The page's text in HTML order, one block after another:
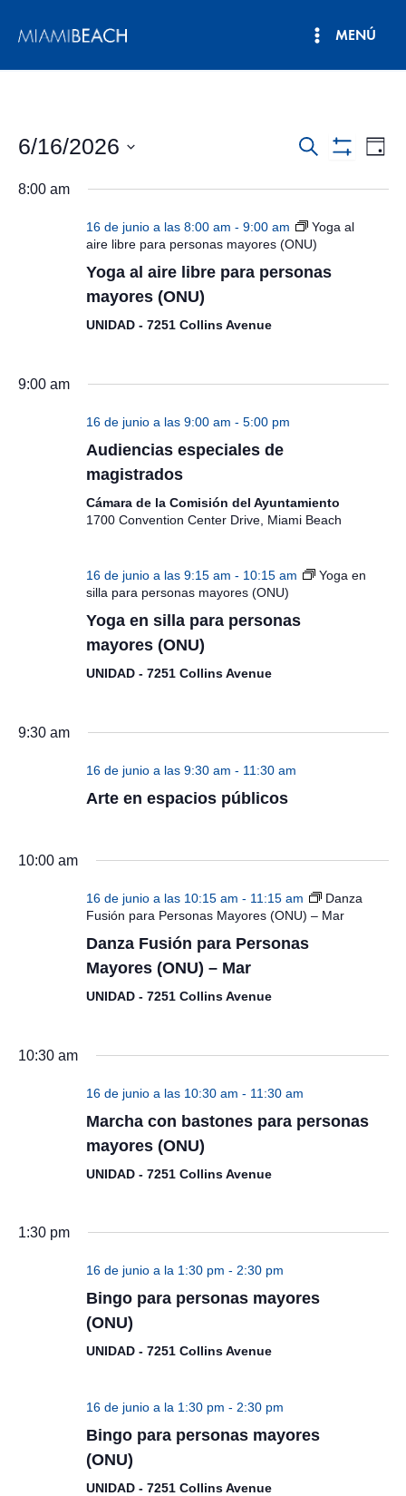
MENÚ
de
búsqueda
y
vistas
Buscar Día
6/16/2026
fecha.
8:00 am
16 de junio a las 8:00 am - 9:00 am
Yoga al
aire libre para personas mayores (ONU)
Yoga al aire libre para personas
mayores (ONU)
UNIDAD - 7251 Collins Avenue
9:00 am
16 de junio a las 9:00 am - 5:00 pm
Audiencias especiales de
magistrados
Cámara de la Comisión del Ayuntamiento
1700 Convention Center Drive, Miami Beach
16 de junio a las 9:15 am - 10:15 am
Yoga en
silla para personas mayores (ONU)
Yoga en silla para personas
mayores (ONU)
UNIDAD - 7251 Collins Avenue
9:30 am
16 de junio a las 9:30 am - 11:30 am
Arte en espacios públicos
10:00 am
16 de junio a las 10:15 am - 11:15 am
Danza
Fusión para Personas Mayores (ONU) – Mar
Danza Fusión para Personas
Mayores (ONU) – Mar
UNIDAD - 7251 Collins Avenue
10:30 am
16 de junio a las 10:30 am - 11:30 am
Marcha con bastones para personas
mayores (ONU)
UNIDAD - 7251 Collins Avenue
1:30 pm
16 de junio a la 1:30 pm - 2:30 pm
Bingo para personas mayores
(ONU)
UNIDAD - 7251 Collins Avenue
16 de junio a la 1:30 pm - 2:30 pm
Bingo para personas mayores
(ONU)
UNIDAD - 7251 Collins Avenue